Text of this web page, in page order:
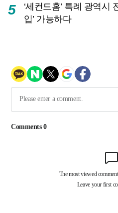
5
‘세컨드홈’ 특례 광역시
입’ 가능하다